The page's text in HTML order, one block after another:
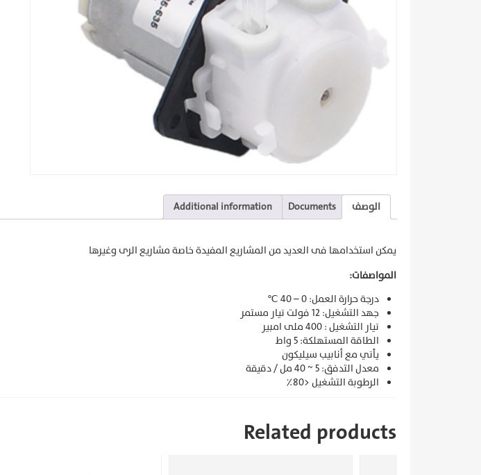
الوصف Documents
Additional information
يمكن استخدامها فى العديد من المشاريع المفيدة خاصة مشاريع الرى وغيرها
المواصفات:
درجة حرارة العمل: 0 – 40 ℃
جهد التشغيل: 12 فولت تيار مستمر
تيار التشغيل : 400 ملى امبير
الطاقة المستهلكة: 5 واط
يأتي مع أنابيب سيليكون
معدل التدفق: 5 ~ 40 مل / دقيقة
الرطوبة التشغيل <80٪
Related products